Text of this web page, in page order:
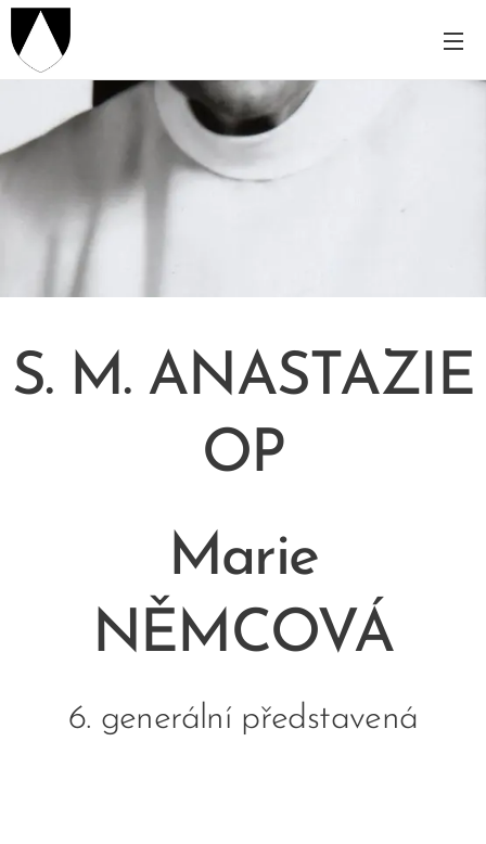
S. M. ANASTAZIE
OP
Marie
NĚMCOVÁ
6. generální představená